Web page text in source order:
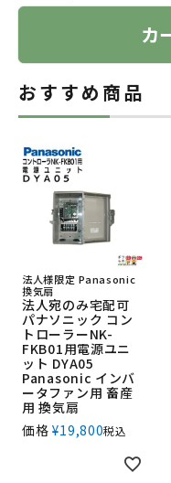
カ
おすすめ商品
法人様限定 Panasonic
換気扇
法人宛のみ宅配可
パナソニック コン
トローラーNK-
FKB01用電源ユニ
ット DYA05
Panasonic インバ
ータファン用 畜産
用 換気扇
価格 ¥19,800税込